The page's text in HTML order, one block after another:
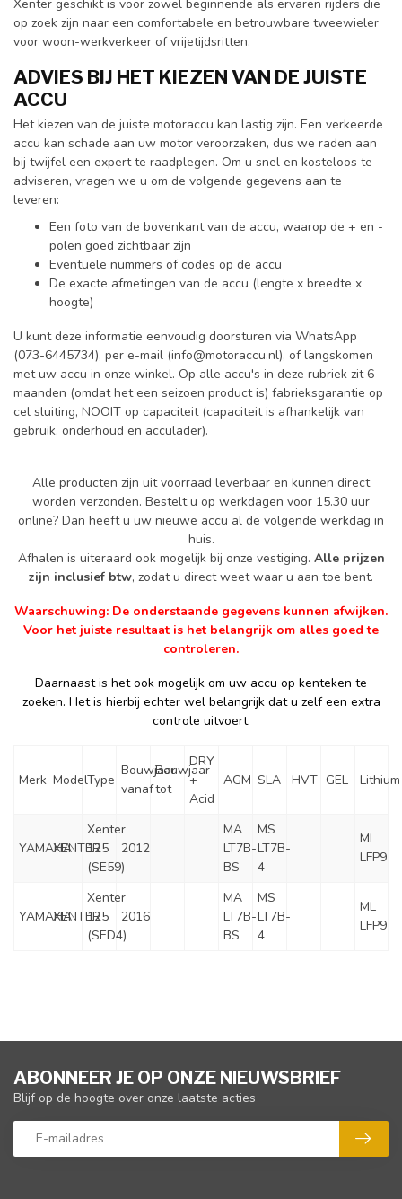
Xenter geschikt is voor zowel beginnende als ervaren rijders die
op zoek zijn naar een comfortabele en betrouwbare tweewieler
voor woon-werkverkeer of vrijetijdsritten.
ADVIES BIJ HET KIEZEN VAN DE JUISTE
ACCU
Het kiezen van de juiste motoraccu kan lastig zijn. Een verkeerde
accu kan schade aan uw motor veroorzaken, dus we raden aan
bij twijfel een expert te raadplegen. Om u snel en kosteloos te
adviseren, vragen we u om de volgende gegevens aan te
leveren:
Een foto van de bovenkant van de accu, waarop de + en -
polen goed zichtbaar zijn
Eventuele nummers of codes op de accu
De exacte afmetingen van de accu (lengte x breedte x
hoogte)
U kunt deze informatie eenvoudig doorsturen via WhatsApp
(073-6445734), per e-mail (info@motoraccu.nl), of langskomen
met uw accu in onze winkel. Op alle accu's in deze rubriek zit 6
maanden (omdat het een seizoen product is) fabrieksgarantie op
cel sluiting, NOOIT op capaciteit (capaciteit is afhankelijk van
gebruik, onderhoud en acculader).
Alle producten zijn uit voorraad leverbaar en kunnen direct
worden verzonden. Bestelt u op werkdagen voor 15.30 uur
online? Dan heeft u uw nieuwe accu al de volgende werkdag in
huis.
Afhalen is uiteraard ook mogelijk bij onze vestiging. Alle prijzen
zijn inclusief btw, zodat u direct weet waar u aan toe bent.
Waarschuwing: De onderstaande gegevens kunnen afwijken.
Voor het juiste resultaat is het belangrijk om alles goed te
controleren.
Daarnaast is het ook mogelijk om uw accu op kenteken te
zoeken. Het is hierbij echter wel belangrijk dat u zelf een extra
controle uitvoert.
Merk ModelType
Bouwjaar
vanaf
Bouwjaar
tot
DRY
+
Acid
AGM SLA HVT GEL Lithium
YAMAHAXENTER
Xenter
125
(SE59)
2012
MA
LT7B-
BS
MS
LT7B-
4
ML
LFP9
YAMAHAXENTER
Xenter
125
(SED4)
2016
MA
LT7B-
BS
MS
LT7B-
4
ML
LFP9
ABONNEER JE OP ONZE NIEUWSBRIEF
Blijf op de hoogte over onze laatste acties